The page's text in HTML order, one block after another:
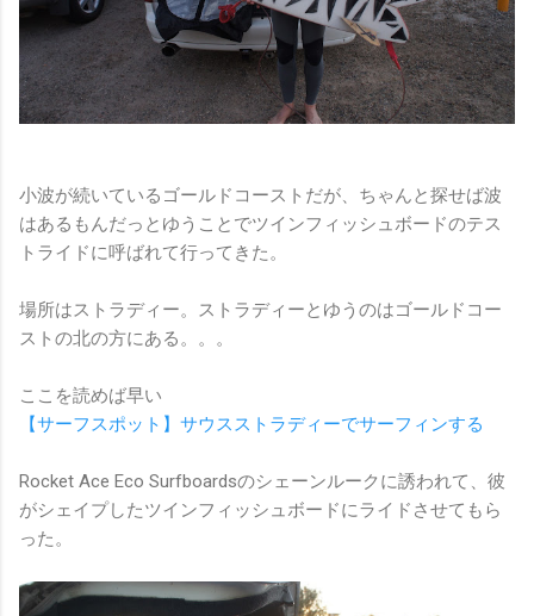
小波が続いているゴールドコーストだが、ちゃんと探せば波
はあるもんだっとゆうことでツインフィッシュボードのテス
トライドに呼ばれて行ってきた。
場所はストラディー。ストラディーとゆうのはゴールドコー
ストの北の方にある。。。
ここを読めば早い
【サーフスポット】サウスストラディーでサーフィンする
Rocket Ace Eco Surfboardsのシェーンルークに誘われて、彼
がシェイプしたツインフィッシュボードにライドさせてもら
った。